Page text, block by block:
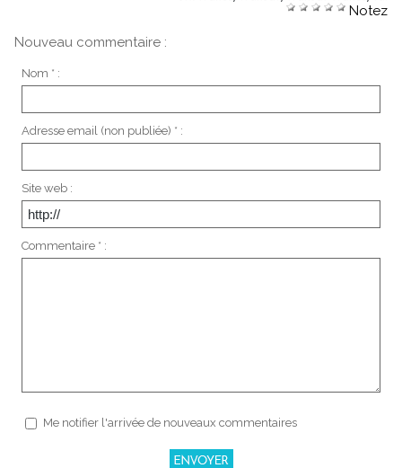
Notez
Nouveau commentaire :
Nom * :
Adresse email (non publiée) * :
Site web :
Commentaire * :
Me notifier l'arrivée de nouveaux commentaires